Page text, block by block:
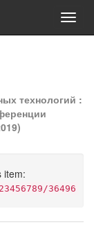
технологий :
item:
36496